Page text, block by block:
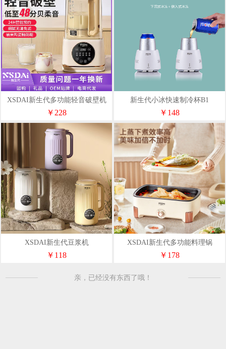
XSDAI新生代多功能轻音破壁机
￥228
新生代小冰快速制冷杯B1
￥148
XSDAI新生代豆浆机
￥118
XSDAI新生代多功能料理锅
￥178
亲，已经没有东西了哦！